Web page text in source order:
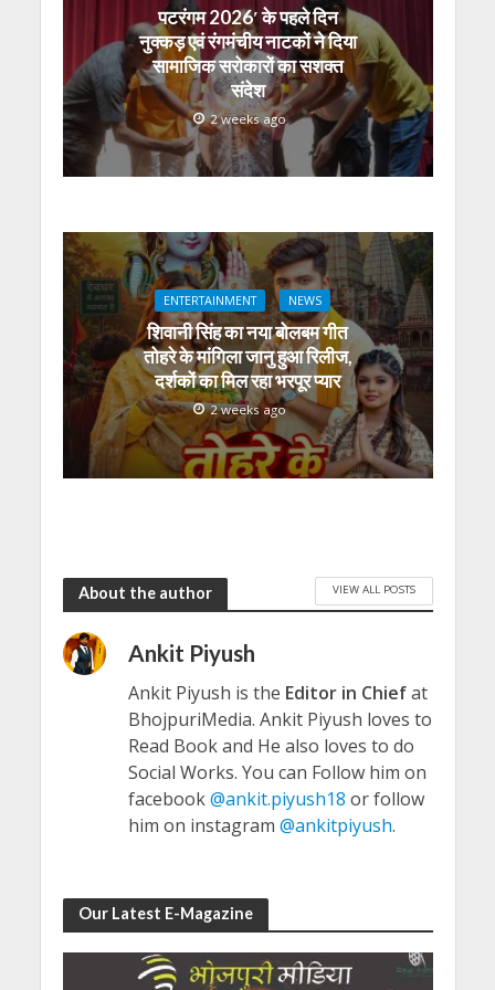
पटरंगम 2026′ के पहले दिन
नुक्कड़ एवं रंगमंचीय नाटकों ने दिया
सामाजिक सरोकारों का सशक्त
संदेश
2 weeks ago
ENTERTAINMENT NEWS
शिवानी सिंह का नया बोलबम गीत
तोहरे के मांगिला जानु हुआ रिलीज,
दर्शकों का मिल रहा भरपूर प्यार
2 weeks ago
About the author VIEW ALL POSTS
Ankit Piyush
Ankit Piyush is the Editor in Chiefat
BhojpuriMedia. Ankit Piyush loves to
Read Book and He also loves to do
Social Works. You can Follow him on
facebook@ankit.piyush18 or follow
him on instagram @ankitpiyush.
Our Latest E-Magazine